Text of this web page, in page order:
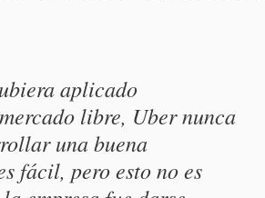
aplicado
libre, Uber nunca
una buena
fácil, pero esto no es